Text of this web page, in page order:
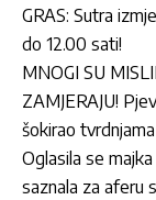
GRAS: Sutra
do 12.00 sati!
MNOGI SU
ZAMJERAJU!
šokirao
Oglasila se
saznala za aferu